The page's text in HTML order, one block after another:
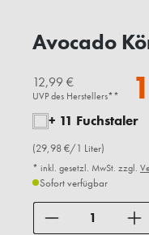
Avocado
12,99 €
UVP des Herstellers**
+ 11 Fuchstaler
(29,98 €/1 Liter)
* inkl. gesetzl. MwSt. zzgl.
Sofort verfügbar